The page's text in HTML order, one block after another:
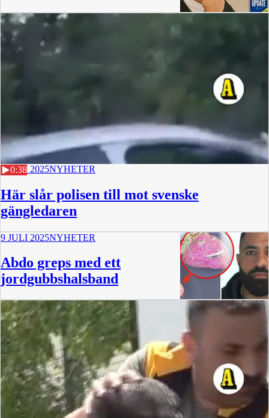
0:38
9 JULI 2025NYHETER
Här slår polisen till mot svenske
gängledaren
9 JULI 2025NYHETER
Abdo greps med ett
jordgubbshalsband